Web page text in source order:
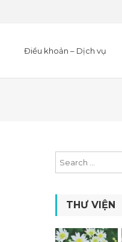
Điều khoản – Dịch vụ
THƯ VIỆN